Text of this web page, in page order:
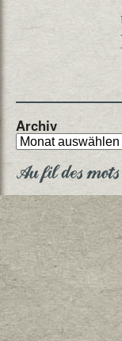
Archiv
Au fil des mots